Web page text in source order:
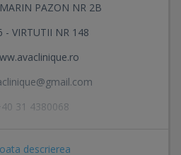
descrierea
PAZON NR 2B
- VIRTUTII NR 148
31 4380068